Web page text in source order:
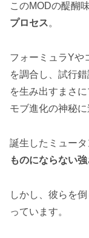
このMODの醍醐味
プロセス。
フォーミュラYや
を調合し、試行
を生み出すまさ
モブ進化の神秘に
誕生したミュータ
ものにならない
しかし、彼らを倒
っています。